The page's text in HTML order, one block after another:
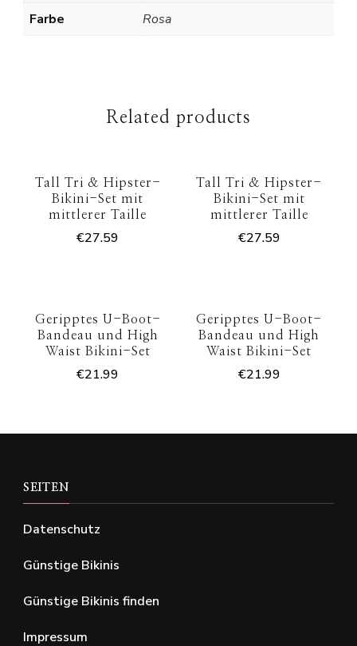
Farbe
Rosa
Related products
Tall Tri & Hipster-
Bikini-Set mit
mittlerer Taille
€27.59
Tall Tri & Hipster-
Bikini-Set mit
mittlerer Taille
€27.59
Geripptes U-Boot-
Bandeau und High
Waist Bikini-Set
€21.99
Geripptes U-Boot-
Bandeau und High
Waist Bikini-Set
€21.99
SEITEN
Datenschutz
Günstige Bikinis
Günstige Bikinis finden
Impressum